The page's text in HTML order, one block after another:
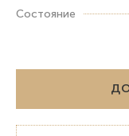
Состояние